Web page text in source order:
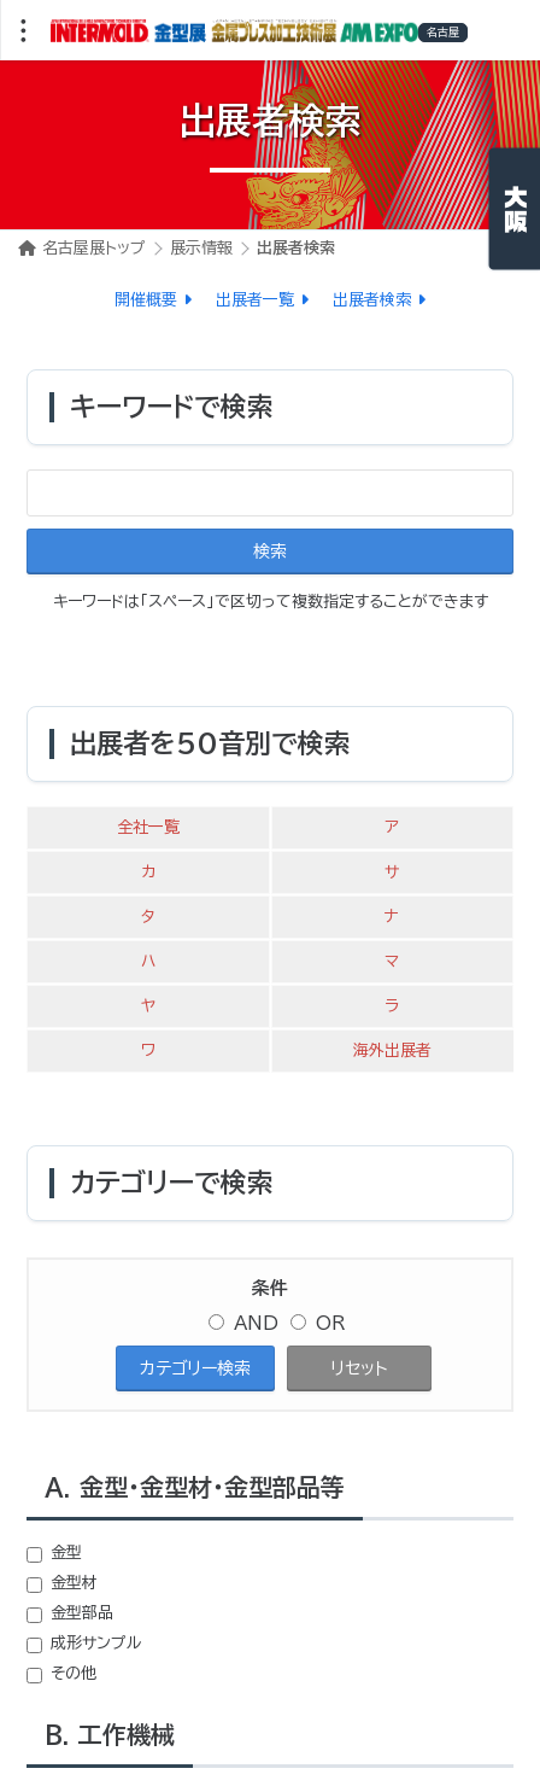
出展者検索
名古屋展トップ 展示情報 出展者検索
開催概要 出展者一覧 出展者検索
キーワードで検索
キーワードは「スペース」で区切って複数指定することができます
出展者を50音別で検索
カテゴリーで検索
条件
AND
OR
A. 金型・金型材・金型部品等
金型
金型材
金型部品
成形サンプル
その他
B. 工作機械